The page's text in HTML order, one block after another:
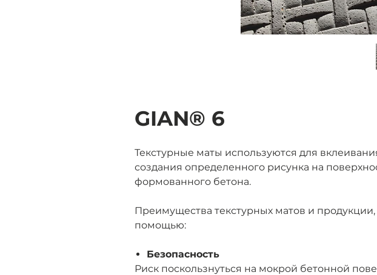
GIAN® 6
Текстурные маты используются для
создания определенного рисунка на
формованного бетона.
Преимущества текстурных матов и
помощью:
Безопасность
Риск поскользнуться на мокрой бетонной